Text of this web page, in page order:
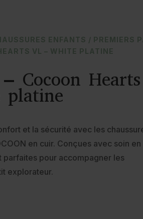
ENFANTS / PREMIERS
VL – WHITE PLATINE
Cocoon Hearts
et la sécurité avec les
en cuir. Conçues avec soin en
parfaites pour accompagner les
explorateur.